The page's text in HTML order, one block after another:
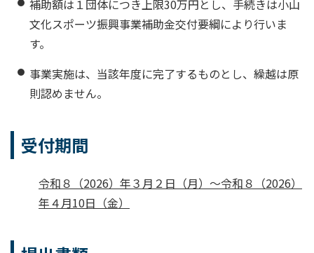
補助額は１団体につき上限30万円とし、手続きは小山
文化スポーツ振興事業補助金交付要綱により行いま
す。
事業実施は、当該年度に完了するものとし、繰越は原
則認めません。
受付期間
令和８（2026）年３月２日（月）～令和８（2026）
年４月10日（金）